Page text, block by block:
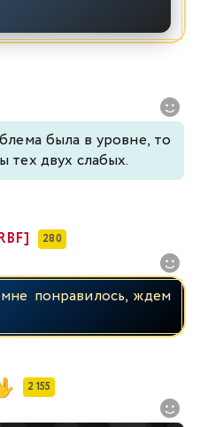
была в уровне, то
тех двух слабых.
280
понравилось, ждем
2 155